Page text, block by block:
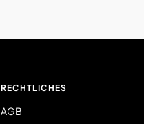
RECHTLICHES
AGB